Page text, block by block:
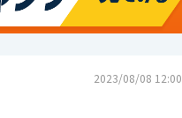
2023/08/08 12:00